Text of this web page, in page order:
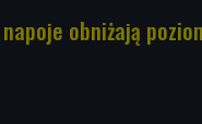
obniżają